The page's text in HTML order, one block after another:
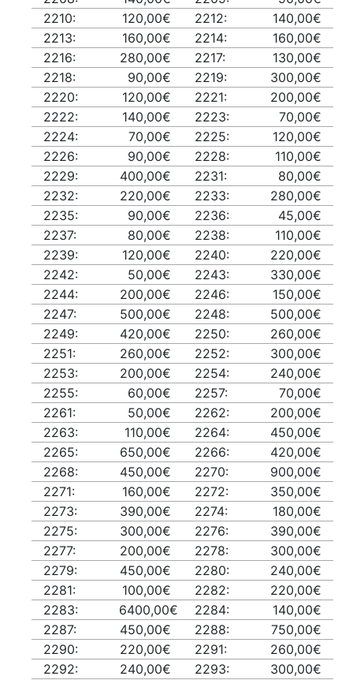
2210:
120,00€ 2212:
140,00€
2213:
160,00€ 2214:
160,00€
2216:
280,00€ 2217:
130,00€
2218:
90,00€ 2219:
300,00€
2220:
120,00€ 2221:
200,00€
2222:
140,00€ 2223:
70,00€
2224:
70,00€ 2225:
120,00€
2226:
90,00€ 2228:
110,00€
2229:
400,00€ 2231:
80,00€
2232:
220,00€ 2233:
280,00€
2235:
90,00€ 2236:
45,00€
2237:
80,00€ 2238:
110,00€
2239:
120,00€ 2240:
220,00€
2242:
50,00€ 2243:
330,00€
2244:
200,00€ 2246:
150,00€
2247:
500,00€ 2248:
500,00€
2249:
420,00€ 2250:
260,00€
2251:
260,00€ 2252:
300,00€
2253:
200,00€ 2254:
240,00€
2255:
60,00€ 2257:
70,00€
2261:
50,00€ 2262:
200,00€
2263:
110,00€ 2264:
450,00€
2265:
650,00€ 2266:
420,00€
2268:
450,00€ 2270:
900,00€
2271:
160,00€ 2272:
350,00€
2273:
390,00€ 2274:
180,00€
2275:
300,00€ 2276:
390,00€
2277:
200,00€ 2278:
300,00€
2279:
450,00€ 2280:
240,00€
2281:
100,00€ 2282:
220,00€
2283:
6400,00€ 2284:
140,00€
2287:
450,00€ 2288:
750,00€
2290:
220,00€ 2291:
260,00€
2292:
240,00€ 2293:
300,00€